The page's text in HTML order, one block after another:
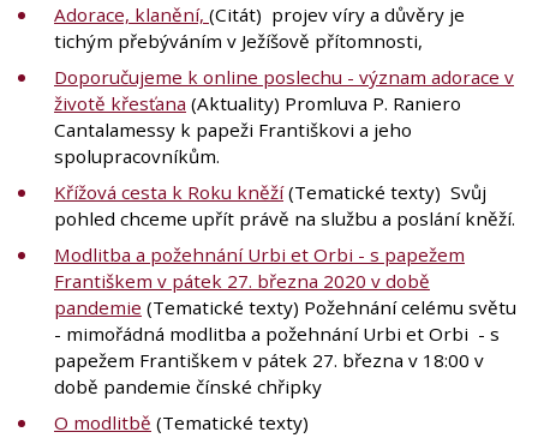
Adorace, klanění, (Citát) projev víry a důvěry je
tichým přebýváním v Ježíšově přítomnosti,
Doporučujeme k online poslechu - význam adorace v
životě křesťana (Aktuality) Promluva P. Raniero
Cantalamessy k papeži Františkovi a jeho
spolupracovníkům.
Křížová cesta k Roku kněží(Tematické texty) Svůj
pohled chceme upřít právě na službu a poslání kněží.
Modlitba a požehnání Urbi et Orbi - s papežem
Františkem v pátek 27. března 2020 v době
pandemie (Tematické texty) Požehnání celému světu
- mimořádná modlitba a požehnání Urbi et Orbi - s
papežem Františkem v pátek 27. března v 18:00 v
době pandemie čínské chřipky
O modlitbě (Tematické texty)